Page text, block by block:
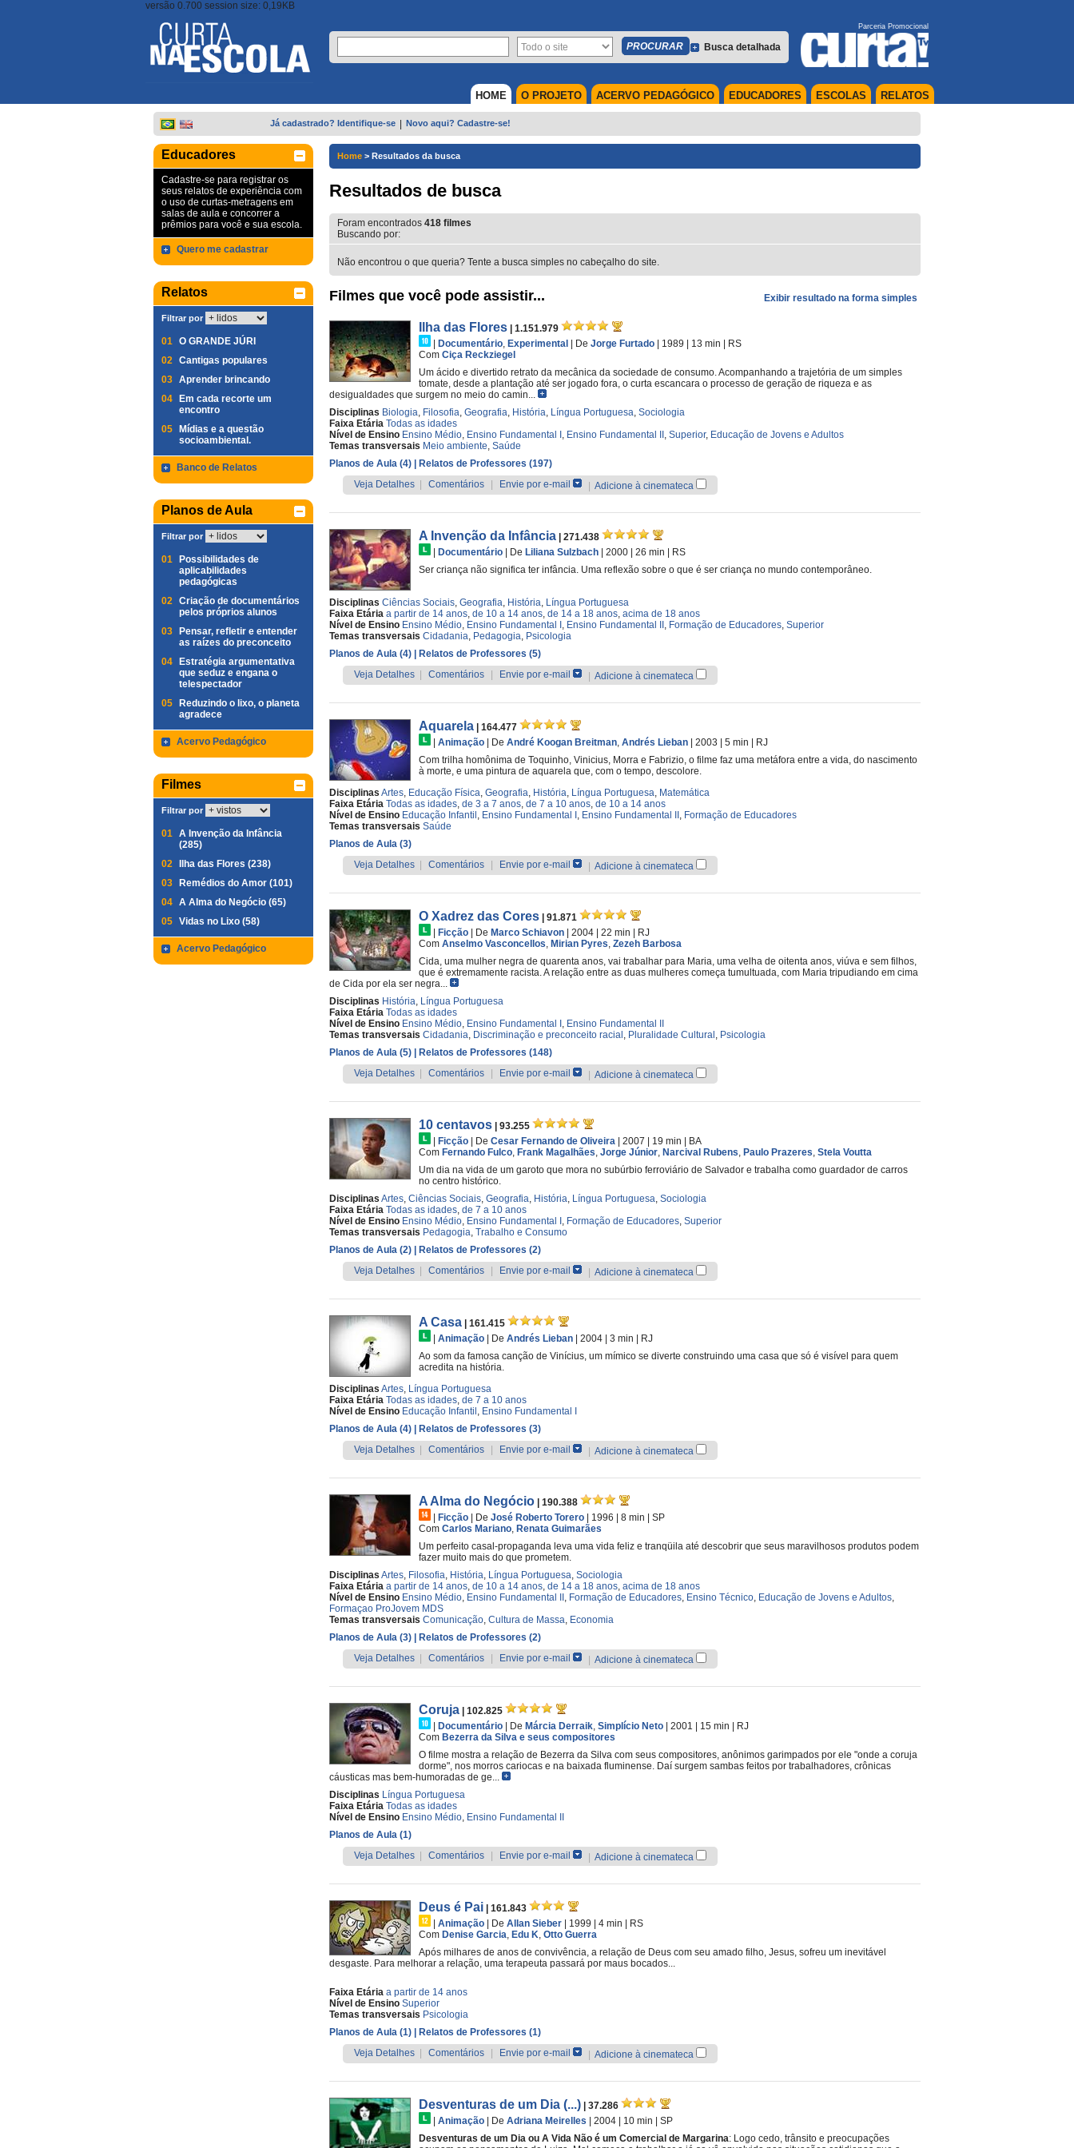
versão 0.700 session size: 0,19KB
Busca detalhada
Parceria Promocional
RELATOS
ESCOLAS
EDUCADORES
ACERVO PEDAGÓGICO
O PROJETO
HOME
Já cadastrado? Identifique-se Novo aqui? Cadastre-se!
Educadores
Cadastre-se para registrar os
seus relatos de experiência com
o uso de curtas-metragens em
salas de aula e concorrer a
prêmios para você e sua escola.
Quero me cadastrar
Relatos
Filtrar por
01 O GRANDE JÚRI
02 Cantigas populares
03 Aprender brincando
04
Em cada recorte um
encontro
05
Mídias e a questão
socioambiental.
Banco de Relatos
Planos de Aula
Filtrar por
01
Possibilidades de
aplicabilidades
pedagógicas
02 Criação de documentários
pelos próprios alunos
03
Pensar, refletir e entender
as raízes do preconceito
04
Estratégia argumentativa
que seduz e engana o
telespectador
05
Reduzindo o lixo, o planeta
agradece
Acervo Pedagógico
Filmes
Filtrar por
01 A Invenção da Infância
(285)
02
Ilha das Flores (238)
03
Remédios do Amor (101)
04 A Alma do Negócio (65)
05 Vidas no Lixo (58)
Acervo Pedagógico
Home > Resultados da busca
Resultados de busca
Foram encontrados 418 filmes
Buscando por:
Não encontrou o que queria? Tente a busca simples no cabeçalho do site.
Exibir resultado na forma simples
Filmes que você pode assistir...
Ilha das Flores
| 1.151.979
Documentário, Experimental De Jorge Furtado | 1989 | 13 min
RS
Com Ciça Reckziegel
Um ácido e divertido retrato da mecânica da sociedade de consumo. Acompanhando a trajetória de um simples
tomate, desde a plantação até ser jogado fora, o curta escancara o processo de geração de riqueza e as
desigualdades que surgem no meio do camin...
Disciplinas Biologia, Filosofia, Geografia, História, Língua Portuguesa, Sociologia
Faixa Etária Todas as idades
Nível de Ensino Ensino Médio, Ensino Fundamental I , Ensino Fundamental II , Superior, Educação de Jovens e Adultos
Temas transversais Meio ambiente, Saúde
Planos de Aula (4)
| Relatos de Professores (197)
Veja Detalhes
Comentários Envie por e-mail Adicione à cinemateca
A Invenção da Infância
| 271.438
Documentário De Liliana Sulzbach | 2000 | 26 min
RS
Ser criança não significa ter infância. Uma reflexão sobre o que é ser criança no mundo contemporâneo.
Disciplinas Ciências Sociais, Geografia, História, Língua Portuguesa
Faixa Etária a partir de 14 anos, de 10 a 14 anos, de 14 a 18 anos, acima de 18 anos
Nível de Ensino Ensino Médio, Ensino Fundamental I , Ensino Fundamental II , Formação de Educadores, Superior
Temas transversais Cidadania, Pedagogia, Psicologia
Planos de Aula (4)
| Relatos de Professores (5)
Veja Detalhes
Comentários Envie por e-mail Adicione à cinemateca
Aquarela
| 164.477
Animação De André Koogan Breitman, Andrés Lieban | 2003 | 5 min
RJ
Com trilha homônima de Toquinho, Vinicius, Morra e Fabrizio, o filme faz uma metáfora entre a vida, do nascimento
à morte, e uma pintura de aquarela que, com o tempo, descolore.
Disciplinas Artes, Educação Física, Geografia, História, Língua Portuguesa, Matemática
Faixa Etária Todas as idades, de 3 a 7 anos, de 7 a 10 anos, de 10 a 14 anos
Nível de Ensino Educação Infantil , Ensino Fundamental I , Ensino Fundamental II , Formação de Educadores
Temas transversais Saúde
Planos de Aula (3)
Veja Detalhes
Comentários Envie por e-mail Adicione à cinemateca
O Xadrez das Cores
| 91.871
Ficção De Marco Schiavon | 2004 | 22 min
RJ
Com Anselmo Vasconcellos, Mirian Pyres, Zezeh Barbosa
Cida, uma mulher negra de quarenta anos, vai trabalhar para Maria, uma velha de oitenta anos, viúva e sem filhos,
que é extremamente racista. A relação entre as duas mulheres começa tumultuada, com Maria tripudiando em cima
de Cida por ela ser negra...
Disciplinas História, Língua Portuguesa
Faixa Etária Todas as idades
Nível de Ensino Ensino Médio, Ensino Fundamental I , Ensino Fundamental II
Temas transversais Cidadania, Discriminação e preconceito racial , Pluralidade Cultural , Psicologia
Planos de Aula (5)
| Relatos de Professores (148)
Veja Detalhes
Comentários Envie por e-mail Adicione à cinemateca
10 centavos
| 93.255
Ficção De Cesar Fernando de Oliveira | 2007 | 19 min
BA
Com Fernando Fulco, Frank Magalhães, Jorge Júnior, Narcival Rubens, Paulo Prazeres, Stela Voutta
Um dia na vida de um garoto que mora no subúrbio ferroviário de Salvador e trabalha como guardador de carros
no centro histórico.
Disciplinas Artes, Ciências Sociais, Geografia, História, Língua Portuguesa, Sociologia
Faixa Etária Todas as idades, de 7 a 10 anos
Nível de Ensino Ensino Médio, Ensino Fundamental I , Formação de Educadores, Superior
Temas transversais Pedagogia, Trabalho e Consumo
Planos de Aula (2)
| Relatos de Professores (2)
Veja Detalhes
Comentários Envie por e-mail Adicione à cinemateca
A Casa
| 161.415
Animação De Andrés Lieban | 2004 | 3 min
RJ
Ao som da famosa canção de Vinícius, um mímico se diverte construindo uma casa que só é visível para quem
acredita na história.
Disciplinas Artes, Língua Portuguesa
Faixa Etária Todas as idades, de 7 a 10 anos
Nível de Ensino Educação Infantil , Ensino Fundamental I
Planos de Aula (4)
| Relatos de Professores (3)
Veja Detalhes
Comentários Envie por e-mail Adicione à cinemateca
A Alma do Negócio
| 190.388
Ficção De José Roberto Torero | 1996 | 8 min
SP
Com Carlos Mariano, Renata Guimarães
Um perfeito casal-propaganda leva uma vida feliz e tranqüila até descobrir que seus maravilhosos produtos podem
fazer muito mais do que prometem.
Disciplinas Artes, Filosofia, História, Língua Portuguesa, Sociologia
Faixa Etária a partir de 14 anos, de 10 a 14 anos, de 14 a 18 anos, acima de 18 anos
Nível de Ensino Ensino Médio, Ensino Fundamental II , Formação de Educadores, Ensino Técnico, Educação de Jovens e Adultos,
Formaçao ProJovem MDS
Temas transversais Comunicação, Cultura de Massa, Economia
Planos de Aula (3)
| Relatos de Professores (2)
Veja Detalhes
Comentários Envie por e-mail Adicione à cinemateca
Coruja
| 102.825
Documentário De Márcia Derraik, Simplício Neto | 2001 | 15 min
RJ
Com Bezerra da Silva e seus compositores
O filme mostra a relação de Bezerra da Silva com seus compositores, anônimos garimpados por ele "onde a coruja
dorme", nos morros cariocas e na baixada fluminense. Daí surgem sambas feitos por trabalhadores, crônicas
cáusticas mas bem-humoradas de ge...
Disciplinas Língua Portuguesa
Faixa Etária Todas as idades
Nível de Ensino Ensino Médio, Ensino Fundamental II
Planos de Aula (1)
Veja Detalhes
Comentários Envie por e-mail Adicione à cinemateca
Deus é Pai
| 161.843
Animação De Allan Sieber | 1999 | 4 min
RS
Com Denise Garcia, Edu K, Otto Guerra
Após milhares de anos de convivência, a relação de Deus com seu amado filho, Jesus, sofreu um inevitável
desgaste. Para melhorar a relação, uma terapeuta passará por maus bocados...
Faixa Etária a partir de 14 anos
Nível de Ensino Superior
Temas transversais Psicologia
Planos de Aula (1)
| Relatos de Professores (1)
Veja Detalhes
Comentários Envie por e-mail Adicione à cinemateca
Desventuras de um Dia (...)
| 37.286
Animação De Adriana Meirelles | 2004 | 10 min
SP
Desventuras de um Dia ou A Vida Não é um Comercial de Margarina: Logo cedo, trânsito e preocupações